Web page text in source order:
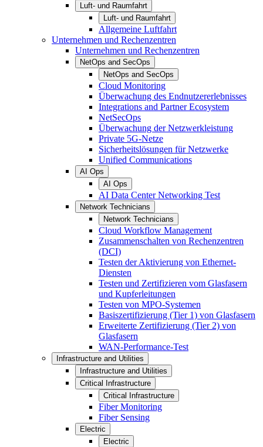
Luft- und Raumfahrt
Luft- und Raumfahrt
Allgemeine Luftfahrt
Unternehmen und Rechenzentren
Unternehmen und Rechenzentren
NetOps and SecOps
NetOps and SecOps
Cloud Monitoring
Überwachung des Endnutzererlebnisses
Integrations and Partner Ecosystem
NetSecOps
Überwachung der Netzwerkleistung
Private 5G-Netze
Sicherheitslösungen für Netzwerke
Unified Communications
AI Ops
AI Ops
AI Data Center Networking Test
Network Technicians
Network Technicians
Cloud Workflow Management
Zusammenschalten von Rechenzentren
(DCI)
Testen der Aktivierung von Ethernet-
Diensten
Testen und Zertifizieren vom Glasfasern
und Kupferleitungen
Testen von MPO-Systemen
Basiszertifizierung (Tier 1) von Glasfasern
Erweiterte Zertifizierung (Tier 2) von
Glasfasern
WAN-Performance-Test
Infrastructure and Utilities
Infrastructure and Utilities
Critical Infrastructure
Critical Infrastructure
Fiber Monitoring
Fiber Sensing
Electric
Electric